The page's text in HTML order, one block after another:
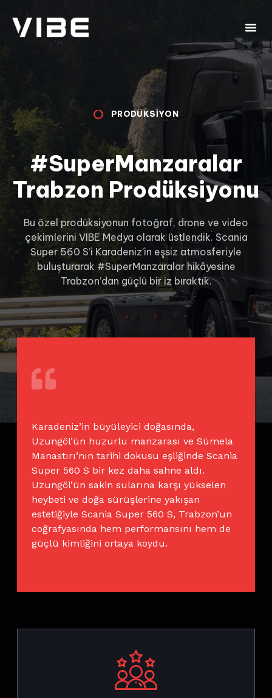
PRODÜKSIYON
#SuperManzaralar
Trabzon Prodüksiyonu
Bu özel prodüksiyonun fotoğraf, drone ve video
çekimlerini VIBE Medya olarak üstlendik. Scania
Super 560 S’i Karadeniz’in eşsiz atmosferiyle
buluşturarak #SuperManzaralar hikâyesine
Trabzon’dan güçlü bir iz bıraktık.
Karadeniz’in büyüleyici doğasında,
Uzungöl’ün huzurlu manzarası ve Sümela
Manastırı’nın tarihi dokusu eşliğinde Scania
Super 560 S bir kez daha sahne aldı.
Uzungöl’ün sakin sularına karşı yükselen
heybeti ve doğa sürüşlerine yakışan
estetiğiyle Scania Super 560 S, Trabzon’un
coğrafyasında hem performansını hem de
güçlü kimliğini ortaya koydu.